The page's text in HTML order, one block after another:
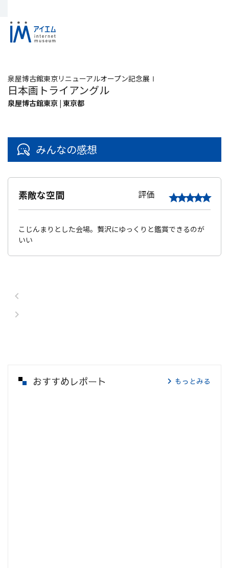
泉屋博古館東京リニューアルオープン記念展Ⅰ
日本画トライアングル
泉屋博古館東京 | 東京都
みんなの感想
素敵な空間 評価
こじんまりとした会場。贅沢にゆっくりと鑑賞できるのが
いい
おすすめレポート もっとみる